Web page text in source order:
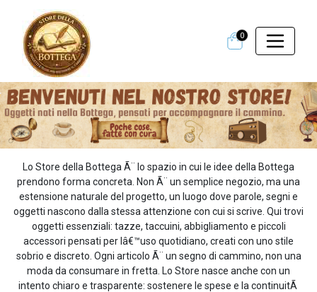
0
Lo Store della Bottega Ã¨ lo spazio in cui le idee della Bottega
prendono forma concreta. Non Ã¨ un semplice negozio, ma una
estensione naturale del progetto, un luogo dove parole, segni e
oggetti nascono dalla stessa attenzione con cui si scrive. Qui trovi
oggetti essenziali: tazze, taccuini, abbigliamento e piccoli
accessori pensati per lâ€™uso quotidiano, creati con uno stile
sobrio e discreto. Ogni articolo Ã¨ un segno di cammino, non una
moda da consumare in fretta. Lo Store nasce anche con un
intento chiaro e trasparente: sostenere le spese e la continuitÃ